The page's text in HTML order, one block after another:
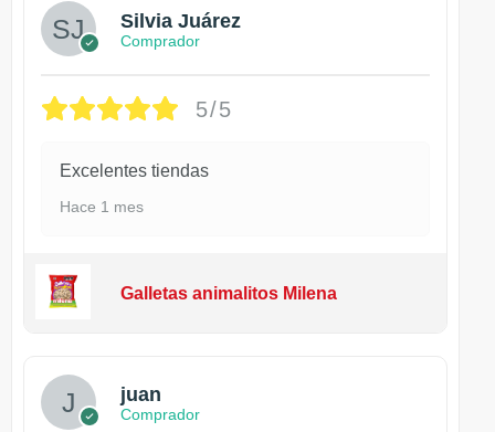
Silvia Juárez
Comprador
5/5
Excelentes tiendas
Hace 1 mes
Galletas animalitos Milena
juan
Comprador